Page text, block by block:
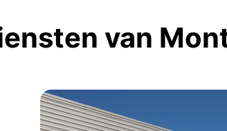
van